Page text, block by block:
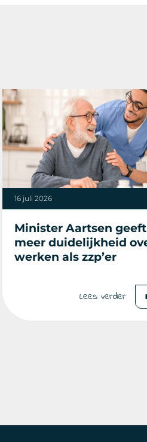
16 juli 2026
Minister Aartsen geeft
meer duidelijkheid
werken als zzp’er
Lees verder